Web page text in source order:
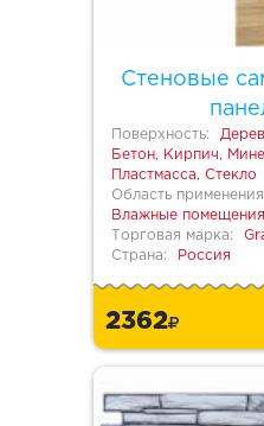
Стеновые
Поверхность:
Бетон, Кирпич,
Пластмасса, Стекло
Область
Влажные
Торговая марка:
Страна:
Россия
2362